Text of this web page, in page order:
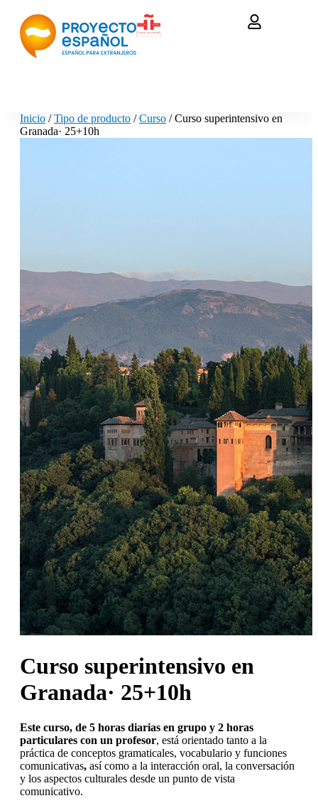
Inicio /Tipo de producto /Curso / Curso superintensivo en
Granada· 25+10h
Curso superintensivo en
Granada· 25+10h
Este curso, de 5 horas diarias en grupo y 2 horas
particulares con un profesor, está orientado tanto a la
práctica de conceptos gramaticales, vocabulario y funciones
comunicativas, así como a la interacción oral, la conversación
y los aspectos culturales desde un punto de vista
comunicativo.